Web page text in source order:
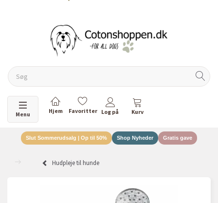
Skifte navigation
Menu
Slut Sommerudsalg | Op til 50% Shop Nyheder Gratis gave
Hudpleje til hunde